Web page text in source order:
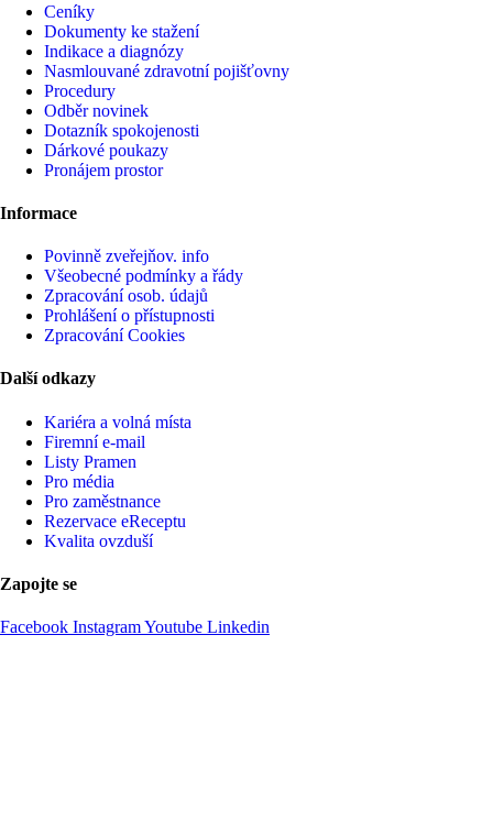
Ceníky
Dokumenty ke stažení
Indikace a diagnózy
Nasmlouvané zdravotní pojišťovny
Procedury
Odběr novinek
Dotazník spokojenosti
Dárkové poukazy
Pronájem prostor
Informace
Povinně zveřejňov. info
Všeobecné podmínky a řády
Zpracování osob. údajů
Prohlášení o přístupnosti
Zpracování Cookies
Další odkazy
Kariéra a volná místa
Firemní­ e-mail
Listy Pramen
Pro média
Pro zaměstnance
Rezervace eReceptu
Kvalita ovzduší
Zapojte se
Facebook InstagramYoutube Linkedin